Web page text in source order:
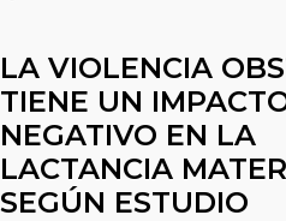
LA VIOLENCIA
TIENE UN
NEGATIVO EN LA
LACTANCIA
SEGÚN ESTUDIO